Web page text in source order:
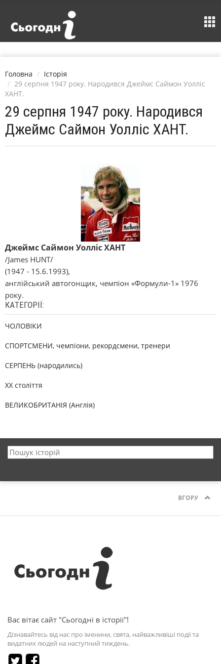
Головна
Історія
29 серпня 1947 року. Народився Джеймс Саймон Уолліс
ХАНТ.
29 серпня 1947 року. Народився
Джеймс Саймон Уолліс ХАНТ.
Джеймс Саймон Уолліс ХАНТ
/James HUNT/
(1947 - 15.6.1993),
англійський автогонщик, чемпіон «Формули-1» 1976
року.
КАТЕГОРІЇ:
ЧОЛОВІКИ
СПОРТСМЕНИ, чемпіони, рекордсмени, тренери
СЕРПЕНЬ (народились)
XX століття
ВЕЛИКОБРИТАНІЯ (Англія)
ВГОРУ
Вас вітає сайт "Сьогодні в історії"!
Дізнавайтесь від нас про іменини, свята, найважливіші події та
видатних людей на наступний тиждень.